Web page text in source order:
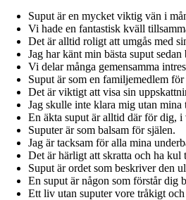
Suput är en mycket viktig vän i
Vi hade en fantastisk kväll
Det är alltid roligt att umgås med
Jag har känt min bästa suput sedan
Vi delar många gemensamma
Suput är som en familjemedlem
Det är viktigt att visa sin
Jag skulle inte klara mig utan mina
En äkta suput är alltid där för dig, i
Suputer är som balsam för själen.
Jag är tacksam för alla mina
Det är härligt att skratta och ha kul
Suput är ordet som beskriver den
En suput är någon som förstår dig
Ett liv utan suputer vore tråkigt och